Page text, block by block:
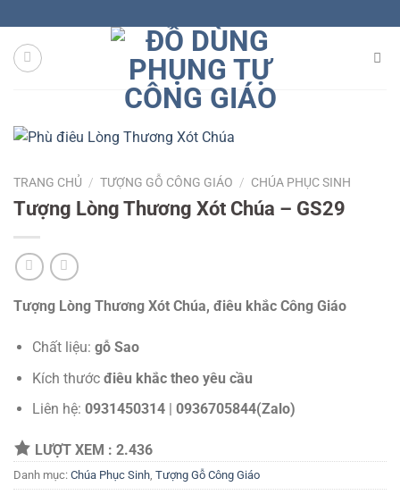
to
content
TRANG CHỦ / TƯỢNG GỖ CÔNG GIÁO / CHÚA PHỤC SINH
Tượng Lòng Thương Xót Chúa – GS29
Tượng Lòng Thương Xót Chúa, điêu khắc Công Giáo
Chất liệu: gỗ Sao
Kích thước điêu khắc theo yêu cầu
Liên hệ: 0931450314| 0936705844(Zalo)
LƯỢT XEM : 2.436
Danh mục: Chúa Phục Sinh, Tượng Gỗ Công Giáo